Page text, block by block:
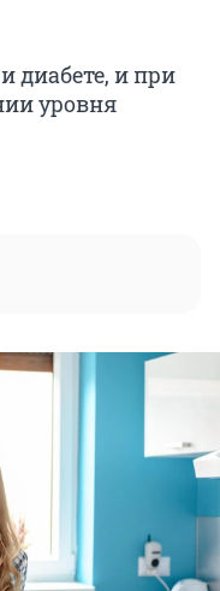
диабете, и при
уровня